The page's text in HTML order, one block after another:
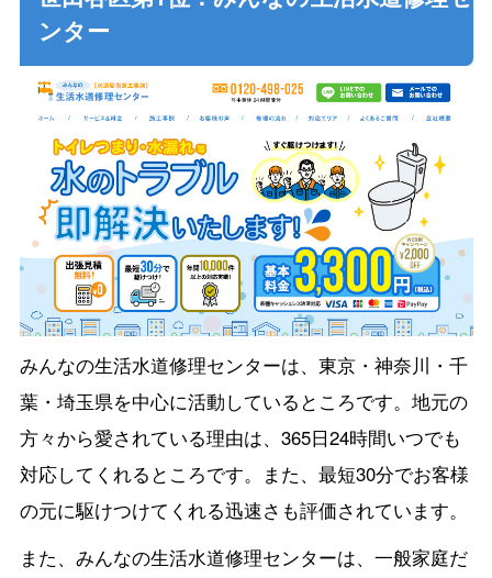
ンター
みんなの生活水道修理センターは、東京・神奈川・千
葉・埼玉県を中心に活動しているところです。地元の
方々から愛されている理由は、365日24時間いつでも
対応してくれるところです。また、最短30分でお客様
の元に駆けつけてくれる迅速さも評価されています。
また、みんなの生活水道修理センターは、一般家庭だ